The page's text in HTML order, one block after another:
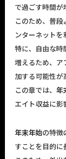
で過ごす時間が
このため、普
ンターネットを
特に、自由な時
増えるため、ア
加する可能性が
この章では、 年
エイト収益に影
年末年始の特徴
すことを目的に